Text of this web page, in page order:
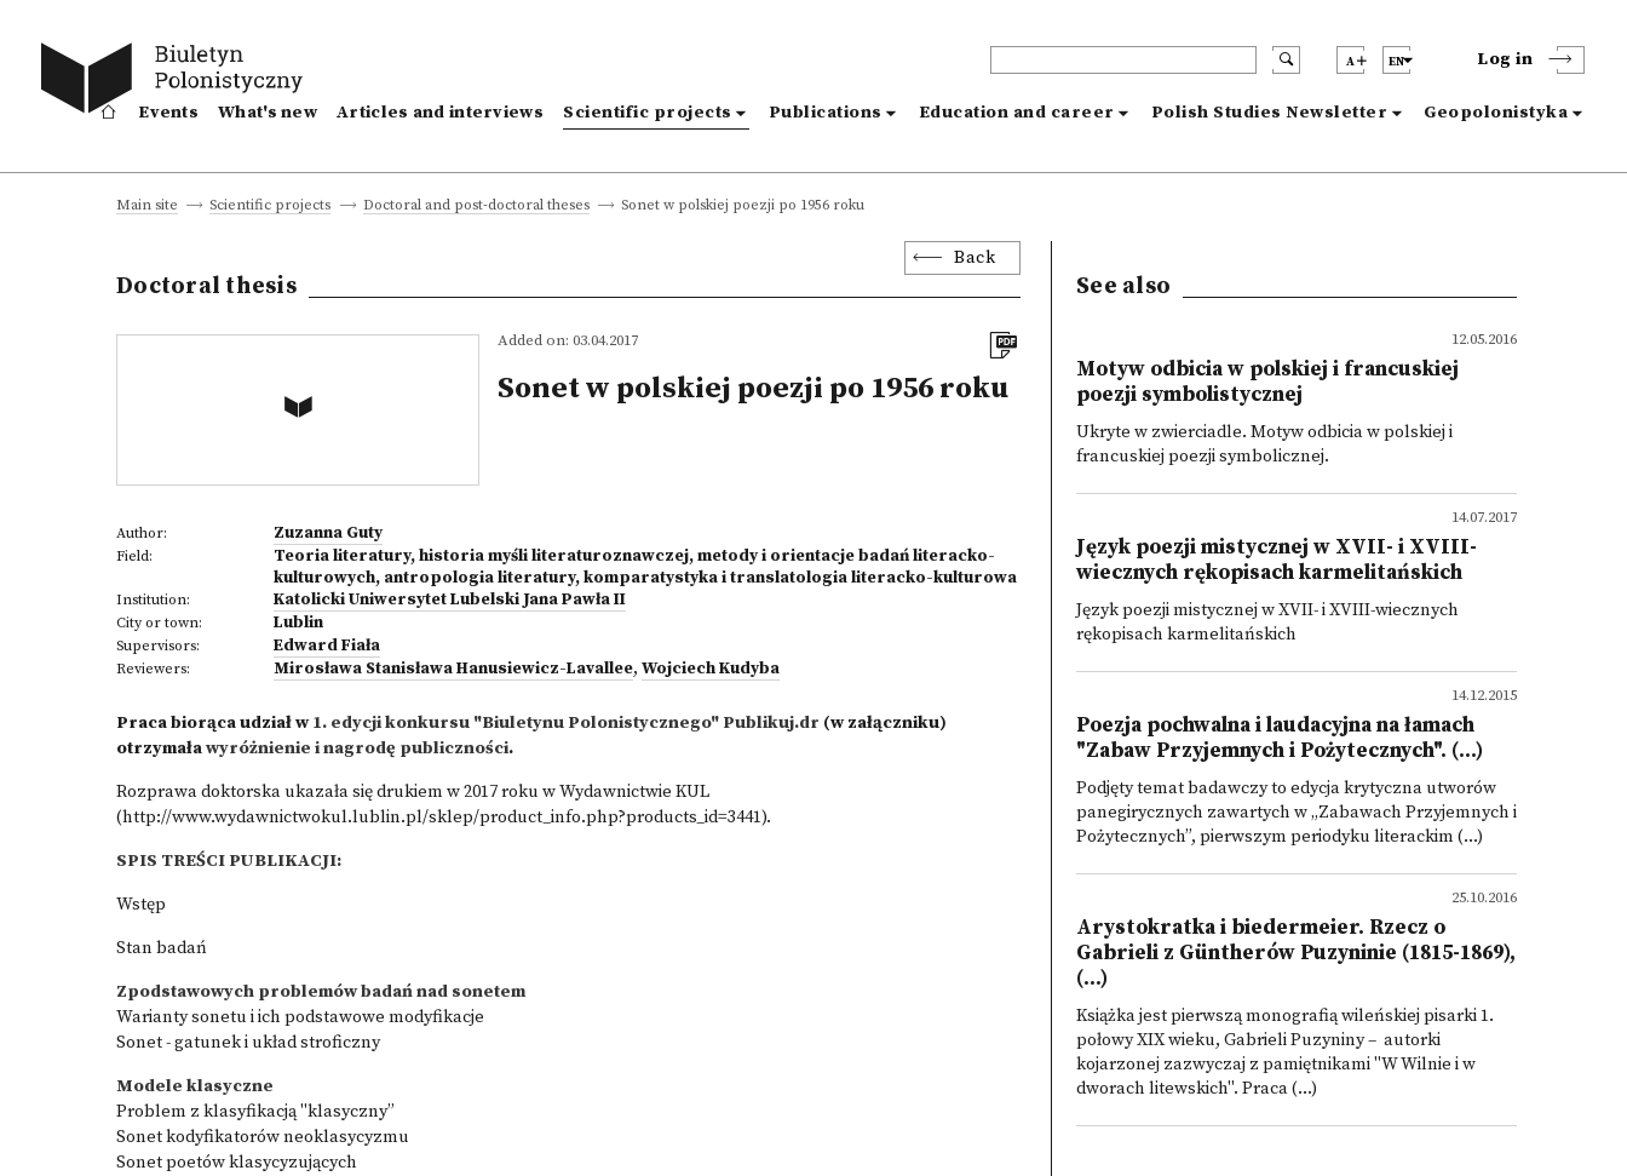
A EN Log in
Events What's new Articles and interviews Scientific projects Publications Education and career Polish Studies Newsletter Geopolonistyka
Main site Scientific projects Doctoral and post-doctoral theses Sonet w polskiej poezji po 1956 roku
Back
Doctoral thesis
Added on: 03.04.2017
Sonet w polskiej poezji po 1956 roku
Author: Zuzanna Guty
Field:
Teoria literatury, historia myśli literaturoznawczej, metody i orientacje badań literacko-
kulturowych, antropologia literatury, komparatystyka i translatologia literacko-kulturowa
Institution: Katolicki Uniwersytet Lubelski Jana Pawła II
City or town: Lublin
Supervisors: Edward Fiała
Reviewers: Mirosława Stanisława Hanusiewicz-Lavallee, Wojciech Kudyba
Praca biorąca udział w1. edycji konkursu "Biuletynu Polonistycznego" Publikuj.dr (w załączniku)
otrzymaławyróżnienie i nagrodę publiczności.
Rozprawa doktorska ukazała się drukiem w 2017 roku w Wydawnictwie KUL
(http://www.wydawnictwokul.lublin.pl/sklep/product_info.php?products_id=3441).
SPIS TREŚCI PUBLIKACJI:
Wstęp
Stan badań
Zpodstawowych problemów badań nad sonetem
Warianty sonetu i ich podstawowe modyfikacje
Sonet - gatunek i układ stroficzny
Modele klasyczne
Problem z klasyfikacją "klasyczny”
Sonet kodyfikatorów neoklasycyzmu
Sonet poetów klasycyzujących
See also
12.05.2016
Motyw odbicia w polskiej i francuskiej
poezji symbolistycznej
Ukryte w zwierciadle. Motyw odbicia w polskiej i
francuskiej poezji symbolicznej.
14.07.2017
Język poezji mistycznej w XVII- i XVIII-
wiecznych rękopisach karmelitańskich
Język poezji mistycznej w XVII- i XVIII-wiecznych
rękopisach karmelitańskich
14.12.2015
Poezja pochwalna i laudacyjna na łamach
"Zabaw Przyjemnych i Pożytecznych". (...)
Podjęty temat badawczy to edycja krytyczna utworów
panegirycznych zawartych w „Zabawach Przyjemnych i
Pożytecznych”, pierwszym periodyku literackim (...)
25.10.2016
Arystokratka i biedermeier. Rzecz o
Gabrieli z Güntherów Puzyninie (1815-1869),
(...)
Książka jest pierwszą monografią wileńskiej pisarki 1.
połowy XIX wieku, Gabrieli Puzyniny – autorki
kojarzonej zazwyczaj z pamiętnikami "W Wilnie i w
dworach litewskich". Praca (...)